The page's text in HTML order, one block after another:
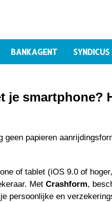
BANKAGENT SYNDICUS
je smartphone?
geen papieren
of tablet (iOS 9.0 of
Met Crashform,
persoonlijke en